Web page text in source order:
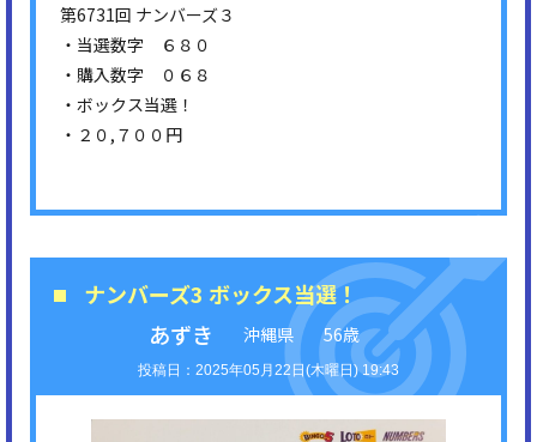
第6731回 ナンバーズ３
・当選数字 ６８０
・購入数字 ０６８
・ボックス当選！
・２０,７００円
ナンバーズ3 ボックス当選！
あずき
沖縄県 56歳
2025年05月22日(木曜日) 19:43